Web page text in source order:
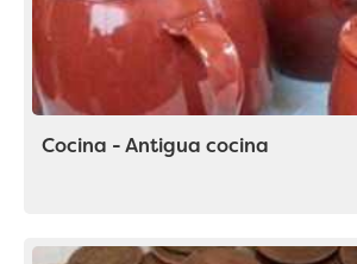
Cocina - Antigua cocina